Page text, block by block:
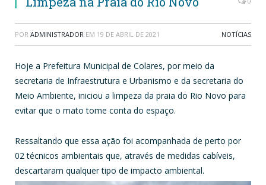
POR ADMINISTRADOR EM 19 DE ABRIL DE 2021 NOTÍCIAS
Hoje a Prefeitura Municipal de Colares, por meio da
secretaria de Infraestrutura e Urbanismo e da secretaria do
Meio Ambiente, iniciou a limpeza da praia do Rio Novo para
evitar que o mato tome conta do espaço.
Ressaltando que essa ação foi acompanhada de perto por
02 técnicos ambientais que, através de medidas cabíveis,
descartaram qualquer tipo de impacto ambiental.